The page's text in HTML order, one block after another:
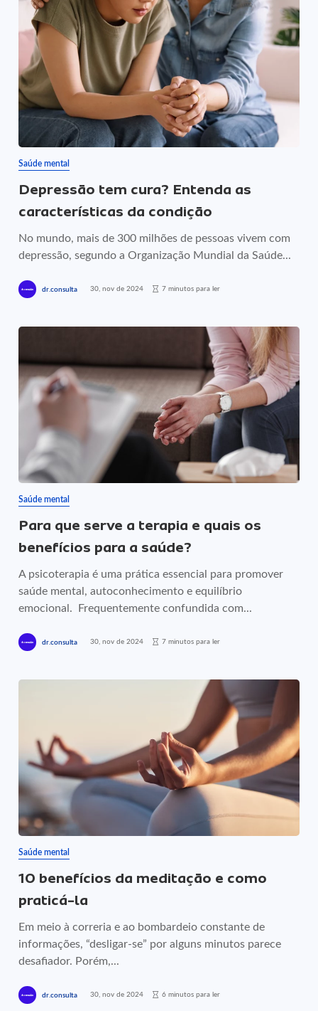
Saúde mental
Depressão tem cura? Entenda as
características da condição
No mundo, mais de 300 milhões de pessoas vivem com
depressão, segundo a Organização Mundial da Saúde...
dr.consulta 30, nov de 2024 7 minutos para ler
Saúde mental
Para que serve a terapia e quais os
benefícios para a saúde?
A psicoterapia é uma prática essencial para promover
saúde mental, autoconhecimento e equilíbrio
emocional. Frequentemente confundida com...
dr.consulta 30, nov de 2024 7 minutos para ler
Saúde mental
10 benefícios da meditação e como
praticá-la
Em meio à correria e ao bombardeio constante de
informações, “desligar-se” por alguns minutos parece
desafiador. Porém,...
dr.consulta 30, nov de 2024 6 minutos para ler